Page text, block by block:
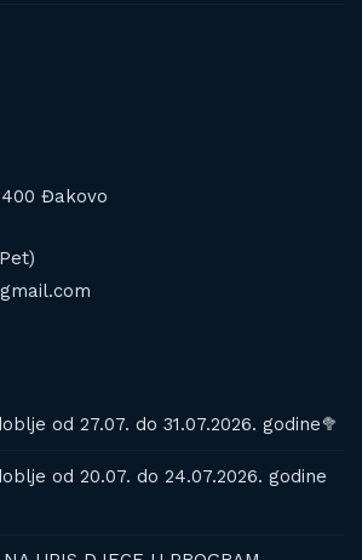
Đakovo
od 27.07. do 31.07.2026. godine🥦
od 20.07. do 24.07.2026. godine